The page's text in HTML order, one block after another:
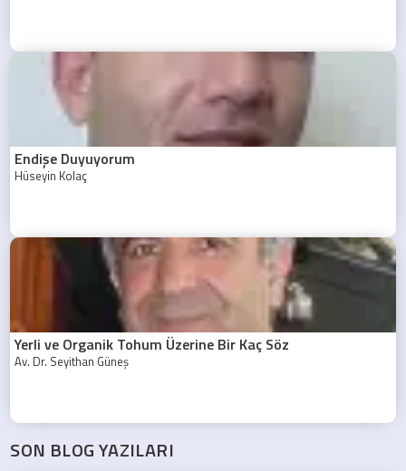
Endişe Duyuyorum
Hüseyin Kolaç
Yerli ve Organik Tohum Üzerine Bir Kaç Söz
Av. Dr. Seyithan Güneş
SON BLOG YAZILARI